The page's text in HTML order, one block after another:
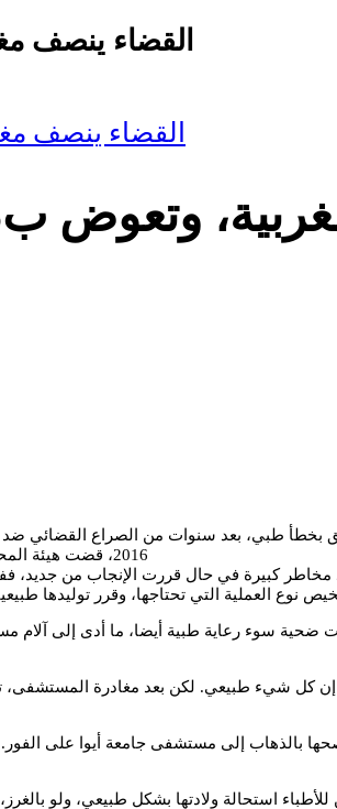
القضاء ينصف مغربية،
القضاء ينصف مغربية،
ب3،25 مليار بسبب خطأ طبي
بخطأ طبي، بعد سنوات من الصراع
2016، قضت هيئة المحلفين بتعويضها بمبلغ مالي قدر بـ3,25 مليون دولار، فما هي قصة فاطمة بلحق؟
إن كل شيء طبيعي. لكن بعد مغادرة المستشفى،
بالذهاب إلى مستشفى جامعة أيوا على
استحالة ولادتها بشكل طبيعي، ولو